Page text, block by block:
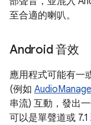
至合適的喇叭。
Android 音效
應用程式可能有一
(例如
串流) 互動，發出
可以是單聲道或